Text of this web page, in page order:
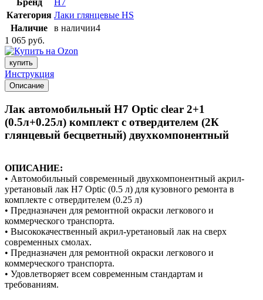
Категория Лаки глянцевые HS
Наличие
в наличии4
1 065 руб.
купить
Инструкция
Описание
Лак автомобильный H7 Optic clear 2+1
(0.5л+0.25л) комплект с отвердителем (2К
глянцевый бесцветный) двухкомпонентный
ОПИСАНИЕ:
• Автомобильный современный двухкомпонентный акрил-
уретановый лак H7 Optic (0.5 л) для кузовного ремонта в
комплекте с отвердителем (0.25 л)
• Предназначен для ремонтной окраски легкового и
коммерческого транспорта.
• Высококачественный акрил-уретановый лак на сверх
современных смолах.
• Предназначен для ремонтной окраски легкового и
коммерческого транспорта.
• Удовлетворяет всем современным стандартам и
требованиям.